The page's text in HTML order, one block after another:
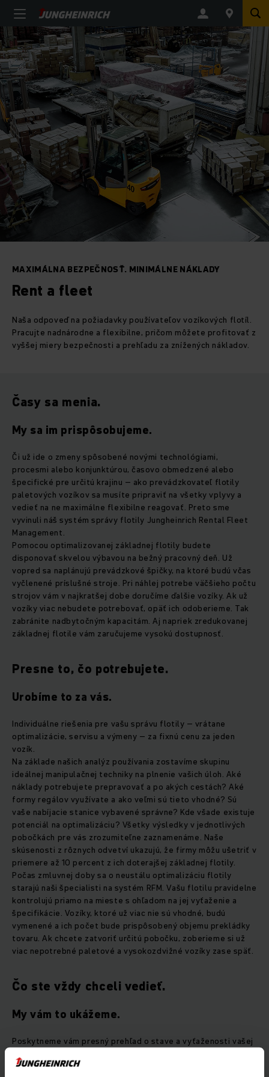
MAXIMÁLNA BEZPEČNOSŤ. MINIMÁLNE NÁKLADY
Rent a fleet
Naša odpoveď na požiadavky používateľov vozíkových flotíl.
Pracujte nadnárodne a flexibilne, pričom môžete profitovať z
vyššej miery bezpečnosti a prehľadu za znížených nákladov.
Časy sa menia.
My sa im prispôsobujeme.
Či už ide o zmeny spôsobené novými technológiami,
procesmi alebo konjunktúrou, časovo obmedzené alebo
špecifické pre určitú krajinu – ako prevádzkovateľ flotily
paletových vozíkov sa musíte pripraviť na všetky vplyvy a
vedieť na ne maximálne flexibilne reagovať. Preto sme
vyvinuli náš systém správy flotily Jungheinrich Rental Fleet
Management.
Pomocou optimalizovanej základnej flotily budete
disponovať skvelou výbavou na bežný pracovný deň. Už
vopred sa naplánujú prevádzkové špičky, na ktoré budú včas
vyčlenené príslušné stroje. Pri náhlej potrebe väčšieho počtu
strojov vám v najkratšej dobe doručíme ďalšie vozíky. Ak už
vozíky viac nebudete potrebovať, opäť ich odoberieme. Tak
zabránite nadbytočným kapacitám. Aj napriek zredukovanej
základnej flotile vám zaručujeme vysokú dostupnosť.
Presne to, čo potrebujete.
Urobíme to za vás.
Individuálne riešenia pre vašu správu flotily – vrátane
optimalizácie, servisu a výmeny – za fixnú cenu za jeden
vozík.
Na základe našich analýz používania zostavíme skupinu
ideálnej manipulačnej techniky na plnenie vašich úloh. Aké
náklady potrebujete prepravovať a po akých cestách? Aké
formy regálov využívate a ako veľmi sú tieto vhodné? Sú
vaše nabíjacie stanice vybavené správne? Kde všade existuje
potenciál na optimalizáciu? Všetky výsledky v jednotlivých
pobočkách pre vás zrozumiteľne zaznamenáme. Naše
skúsenosti z rôznych odvetví ukazujú, že firmy môžu ušetriť v
priemere až 10 percent z ich doterajšej základnej flotily.
Počas zmluvnej doby sa o neustálu optimalizáciu flotily
starajú naši špecialisti na systém RFM. Vašu flotilu pravidelne
kontrolujú priamo na mieste s ohľadom na jej vyťaženie a
špecifikácie. Vozíky, ktoré už viac nie sú vhodné, budú
vymenené a ich počet bude prispôsobený objemu prekládky
tovaru. Ak chcete zatvoriť určitú pobočku, zoberieme si už
viac nepotrebné paletové a vysokozdvižné vozíky zase späť.
Čo ste vždy chceli vedieť.
My vám to ukážeme.
Poskytneme vám presný prehľad o stave a vyťaženosti vašej
úrovni. Tak sa rýchlo odhalia potenciály na optimalizáciu.